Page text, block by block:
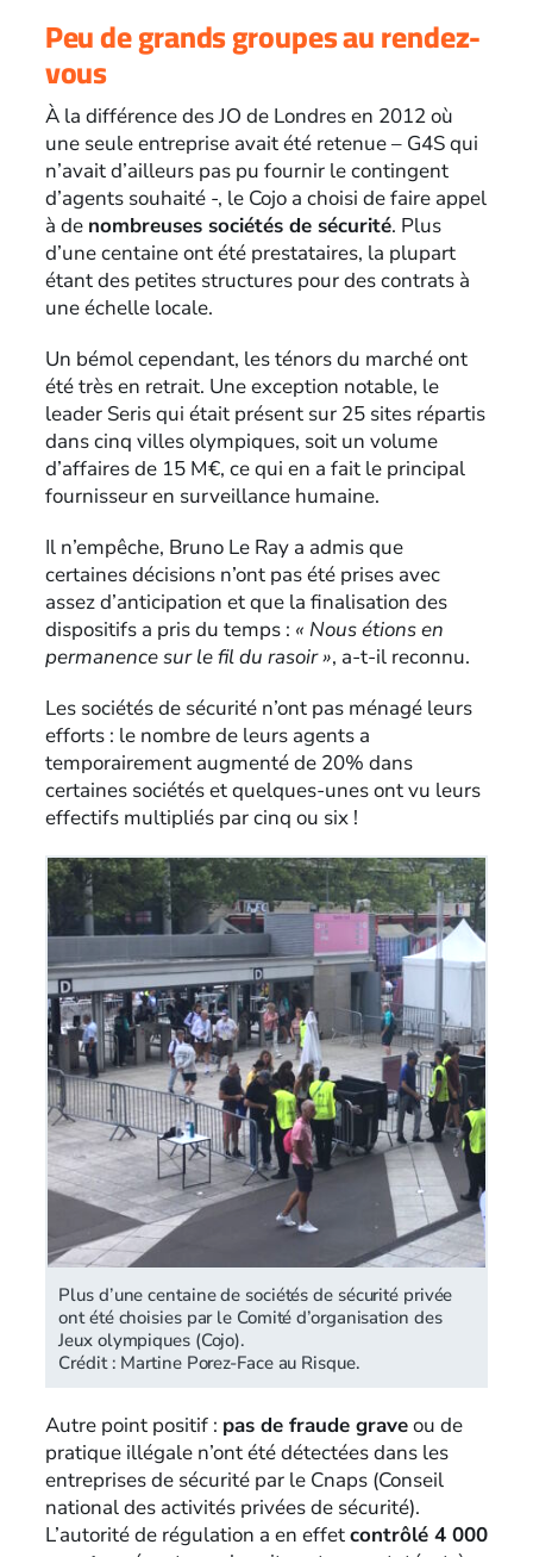
Peu de grands groupes au rendez-
vous
À la différence des JO de Londres en 2012 où
une seule entreprise avait été retenue – G4S qui
n’avait d’ailleurs pas pu fournir le contingent
d’agents souhaité -, le Cojo a choisi de faire appel
à de nombreuses sociétés de sécurité. Plus
d’une centaine ont été prestataires, la plupart
étant des petites structures pour des contrats à
une échelle locale.
Un bémol cependant, les ténors du marché ont
été très en retrait. Une exception notable, le
leader Seris qui était présent sur 25 sites répartis
dans cinq villes olympiques, soit un volume
d’affaires de 15 M€, ce qui en a fait le principal
fournisseur en surveillance humaine.
Il n’empêche, Bruno Le Ray a admis que
certaines décisions n’ont pas été prises avec
assez d’anticipation et que la finalisation des
dispositifs a pris du temps : « Nous étions en
permanence sur le fil du rasoir », a-t-il reconnu.
Les sociétés de sécurité n’ont pas ménagé leurs
efforts : le nombre de leurs agents a
temporairement augmenté de 20% dans
certaines sociétés et quelques-unes ont vu leurs
effectifs multipliés par cinq ou six !
Plus d’une centaine de sociétés de sécurité privée
ont été choisies par le Comité d’organisation des
Jeux olympiques (Cojo).
Crédit : Martine Porez-Face au Risque.
Autre point positif : pas de fraude graveou de
pratique illégale n’ont été détectées dans les
entreprises de sécurité par le Cnaps (Conseil
national des activités privées de sécurité).
L’autorité de régulation a en effetcontrôlé 4 000